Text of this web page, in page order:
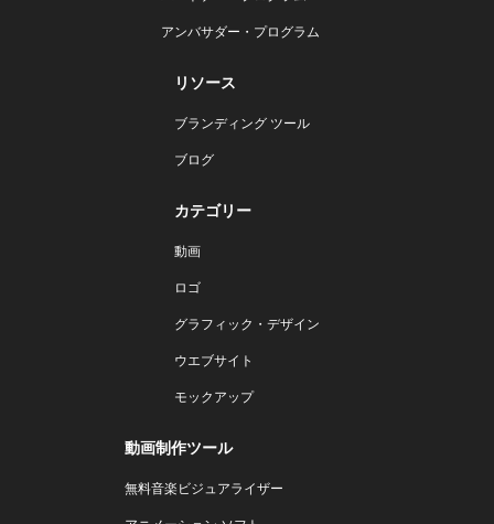
アンバサダー・プログラム
リソース
ブランディング ツール
ブログ
カテゴリー
動画
ロゴ
グラフィック・デザイン
ウエブサイト
モックアップ
動画制作ツール
無料音楽ビジュアライザー